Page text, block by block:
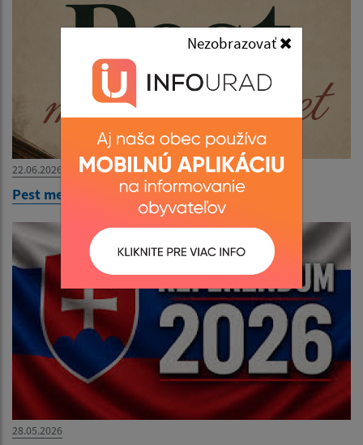
22.06.2026
Pest megér egy estet
28.05.2026
Nezobrazovať